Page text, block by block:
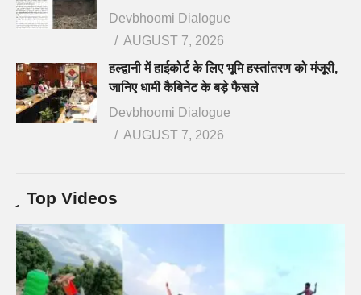
Devbhoomi Dialogue
AUGUST 7, 2026
हल्द्वानी में हाईकोर्ट के लिए भूमि हस्तांतरण को मंजूरी,
जानिए धामी कैबिनेट के बड़े फैसले
Devbhoomi Dialogue
AUGUST 7, 2026
Top Videos